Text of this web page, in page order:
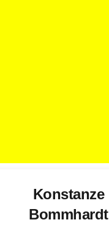
Konstanze
Bommhardt